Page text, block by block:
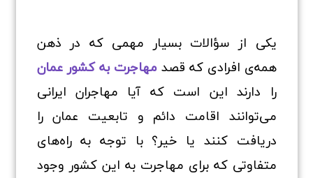
یکی از سؤالات بسیار مهمی که در ذهن
همه‌ی افرادی که قصدمهاجرت به کشور عمان
را دارند این است که آیا مهاجران ایرانی
می‌توانند اقامت دائم و تابعیت عمان را
دریافت کنند یا خیر؟ با توجه به راه‌های
متفاوتی که برای مهاجرت به این کشور وجود